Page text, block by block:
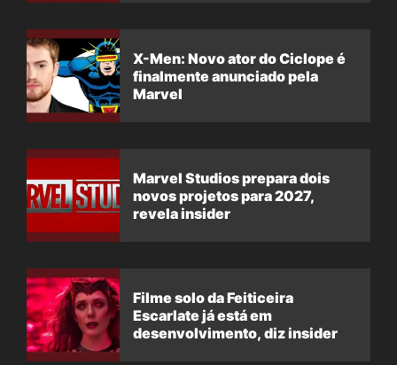
X-Men: Novo ator do Ciclope é
finalmente anunciado pela
Marvel
Marvel Studios prepara dois
novos projetos para 2027,
revela insider
Filme solo da Feiticeira
Escarlate já está em
desenvolvimento, diz insider